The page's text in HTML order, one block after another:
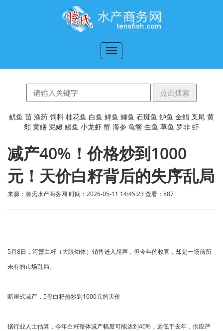
切
换
导
航
鱿鱼 苗 渔药 饲料 桂花鱼 白鱼 鲤鱼 鲫鱼 石斑鱼 鲈鱼 金鲳 叉尾 黄
颡 黄鳝 泥鳅 鳗鱼 小龙虾 蟹 海参 龟鳖 生鱼 草鱼 罗非 虾
减产40%！价格炒到1000
元！天价白籽背后的失序乱局
来源：滕氏水产商务网 时间：2026-05-11 14:45:23 查看： 887
5月8日，河蟹白籽（大眼幼体）销售进入尾声，但今年的收官，却是一场前所
未有的市场乱局。
断崖式减产，5母白籽热炒到1000元的天价
据行业人士估算，今年白籽整体减产幅度可能达到40%，远低于去年，供应严